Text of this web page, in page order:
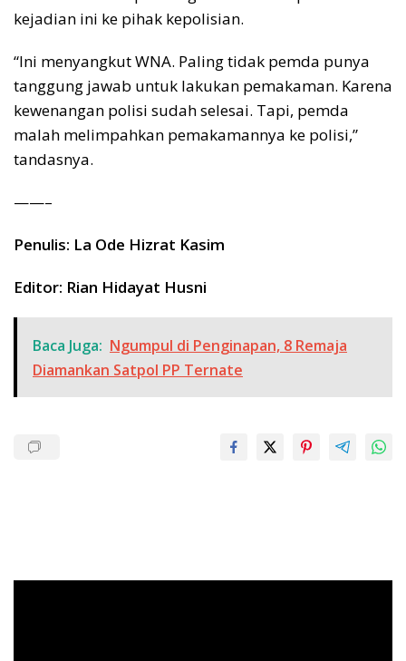
kejadian ini ke pihak kepolisian.
“Ini menyangkut WNA. Paling tidak pemda punya
tanggung jawab untuk lakukan pemakaman. Karena
kewenangan polisi sudah selesai. Tapi, pemda
malah melimpahkan pemakamannya ke polisi,”
tandasnya.
——–
Penulis: La Ode Hizrat Kasim
Editor: Rian Hidayat Husni
Baca Juga: Ngumpul di Penginapan, 8 Remaja
Diamankan Satpol PP Ternate